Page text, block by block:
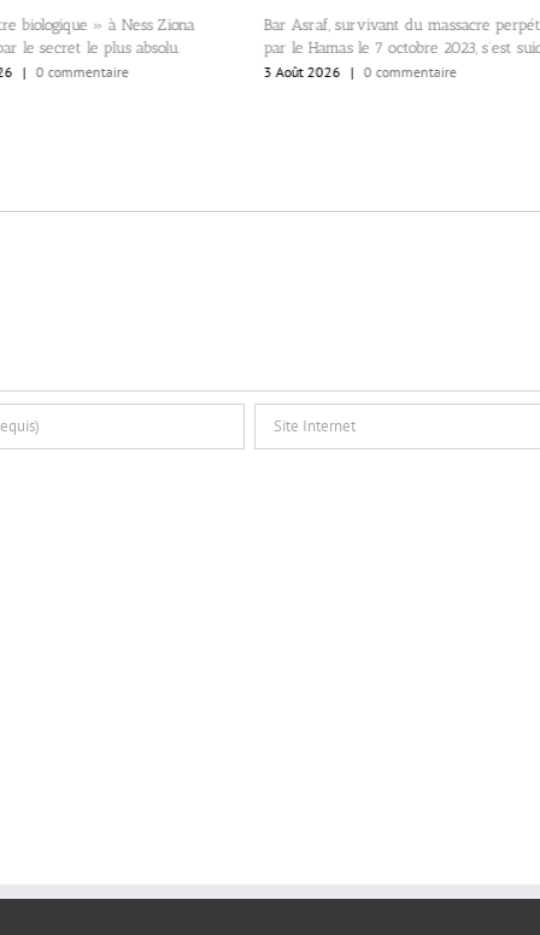
biologique » à Ness Ziona
le secret le plus absolu.
| 0 commentaire
Bar Asraf, survivant du massacre
par le Hamas le 7 octobre 2023, s’est
3 Août 2026 | 0 commentaire